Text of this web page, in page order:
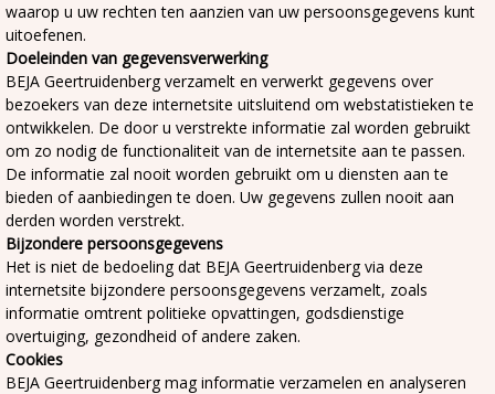
waarop u uw rechten ten aanzien van uw persoonsgegevens kunt
uitoefenen.
Doeleinden van gegevensverwerking
BEJA Geertruidenberg verzamelt en verwerkt gegevens over
bezoekers van deze internetsite uitsluitend om webstatistieken te
ontwikkelen. De door u verstrekte informatie zal worden gebruikt
om zo nodig de functionaliteit van de internetsite aan te passen.
De informatie zal nooit worden gebruikt om u diensten aan te
bieden of aanbiedingen te doen. Uw gegevens zullen nooit aan
derden worden verstrekt.
Bijzondere persoonsgegevens
Het is niet de bedoeling dat BEJA Geertruidenberg via deze
internetsite bijzondere persoonsgegevens verzamelt, zoals
informatie omtrent politieke opvattingen, godsdienstige
overtuiging, gezondheid of andere zaken.
Cookies
BEJA Geertruidenberg mag informatie verzamelen en analyseren